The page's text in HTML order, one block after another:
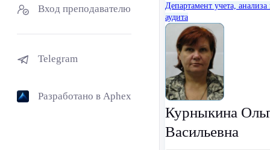
Вход преподавателю
Telegram
Разработано в Aphex
Департамент учета, анализа
аудита
Курныкина
Васильевна